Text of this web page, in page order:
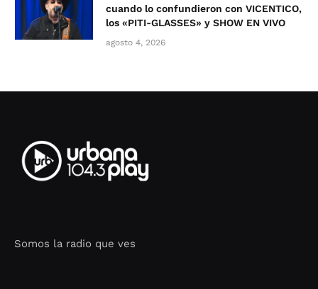
cuando lo confundieron con VICENTICO,
los «PITI-GLASSES» y SHOW EN VIVO
agosto 4, 2026
Somos la radio que ves